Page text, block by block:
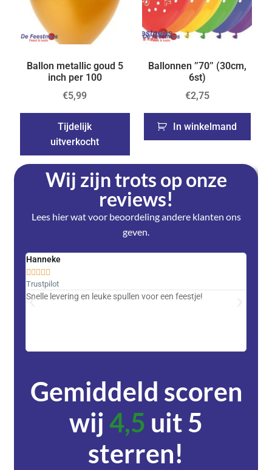
Ballon metallic goud 5
inch per 100
€5,99
Tijdelijk
uitverkocht
Ballonnen ’’70’’ (30cm,
6st)
€2,75
In winkelmand
Wij zijn trots op onze
reviews!
Lees hier wat voor beoordeling andere klanten ons
geven.
Hanneke
    
Trustpilot
Snelle levering en leuke spullen voor een feestje!
Gemiddeld scoren
wij4,5 uit 5
sterren!